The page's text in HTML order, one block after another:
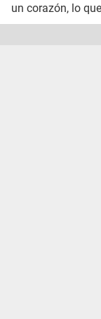
un corazón, lo